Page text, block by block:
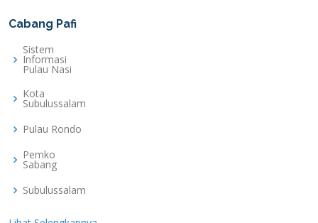
Cabang Pafi
Sistem
Informasi
Pulau Nasi
Kota
Subulussalam
Pulau Rondo
Pemko
Sabang
Subulussalam